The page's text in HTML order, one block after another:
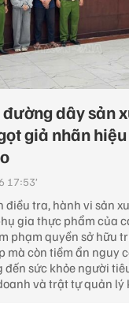
dây sản
giả nhãn hiệu
17:53’
điều tra, hành vi sản
gia thực phẩm của
phạm quyền sở hữu
mà còn tiềm ẩn nguy
đến sức khỏe người
và trật tự quản lý